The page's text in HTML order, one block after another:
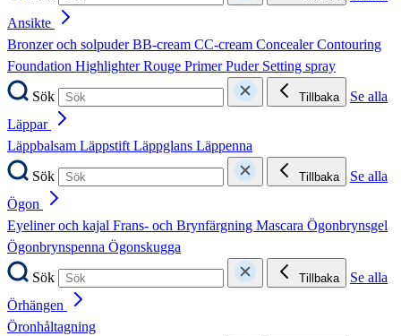
Ansikte
Bronzer och solpuderBB-cream CC-cream ConcealerContouring
Foundation HighlighterRouge PrimerPuder Setting spray
Sök
Tillbaka
Se alla
Läppar
Läppbalsam LäppstiftLäppglans Läppenna
Sök
Tillbaka
Se alla
Ögon
Eyeliner och kajal Frans- och Brynfärgning Mascara Ögonbrynsgel
Ögonbrynspenna Ögonskugga
Sök
Tillbaka
Se alla
Örhängen
Öronhåltagning